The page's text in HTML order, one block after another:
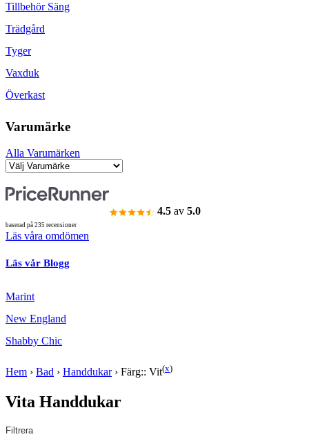
Tillbehör Säng
Trädgård
Tyger
Vaxduk
Överkast
Varumärke
Alla Varumärken
4.5 av 5.0
baserad på 235 recensioner
Läs våra omdömen
Läs vår Blogg
Marint
New England
Shabby Chic
Hem › Bad › Handdukar› Färg:: Vit(x)
Vita Handdukar
Filtrera